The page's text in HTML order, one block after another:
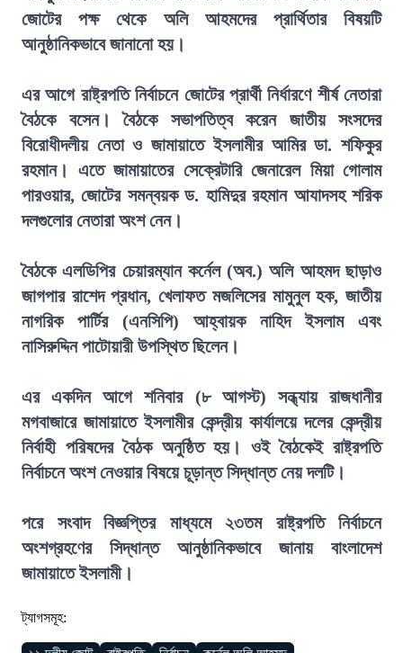
জোটের পক্ষ থেকে অলি আহমদের প্রার্থিতার বিষয়টি
আনুষ্ঠানিকভাবে জানানো হয়।
এর আগে রাষ্ট্রপতি নির্বাচনে জোটের প্রার্থী নির্ধারণে শীর্ষ নেতারা
বৈঠকে বসেন। বৈঠকে সভাপতিত্ব করেন জাতীয় সংসদের
বিরোধীদলীয় নেতা ও জামায়াতে ইসলামীর আমির ডা. শফিকুর
রহমান। এতে জামায়াতের সেক্রেটারি জেনারেল মিয়া গোলাম
পারওয়ার, জোটের সমন্বয়ক ড. হামিদুর রহমান আযাদসহ শরিক
দলগুলোর নেতারা অংশ নেন।
বৈঠকে এলডিপির চেয়ারম্যান কর্নেল (অব.) অলি আহমদ ছাড়াও
জাগপার রাশেদ প্রধান, খেলাফত মজলিসের মামুনুল হক, জাতীয়
নাগরিক পার্টির (এনসিপি) আহ্বায়ক নাহিদ ইসলাম এবং
নাসিরুদ্দিন পাটোয়ারী উপস্থিত ছিলেন।
এর একদিন আগে শনিবার (৮ আগস্ট) সন্ধ্যায় রাজধানীর
মগবাজারে জামায়াতে ইসলামীর কেন্দ্রীয় কার্যালয়ে দলের কেন্দ্রীয়
নির্বাহী পরিষদের বৈঠক অনুষ্ঠিত হয়। ওই বৈঠকেই রাষ্ট্রপতি
নির্বাচনে অংশ নেওয়ার বিষয়ে চূড়ান্ত সিদ্ধান্ত নেয় দলটি।
পরে সংবাদ বিজ্ঞপ্তির মাধ্যমে ২৩তম রাষ্ট্রপতি নির্বাচনে
অংশগ্রহণের সিদ্ধান্ত আনুষ্ঠানিকভাবে জানায় বাংলাদেশ
জামায়াতে ইসলামী।
ট্যাগসমূহ: